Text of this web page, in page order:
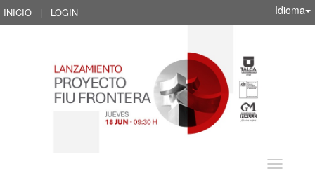
INICIO | LOGIN Idioma
Idioma